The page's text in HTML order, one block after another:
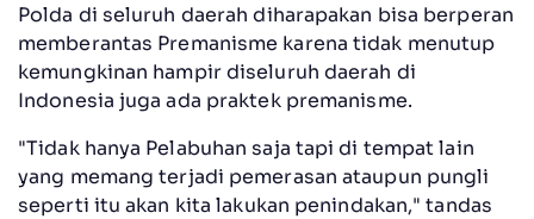
Polda di seluruh daerah diharapakan bisa berperan
memberantas Premanisme karena tidak menutup
kemungkinan hampir diseluruh daerah di
Indonesia juga ada praktek premanisme.
"Tidak hanya Pelabuhan saja tapi di tempat lain
yang memang terjadi pemerasan ataupun pungli
seperti itu akan kita lakukan penindakan," tandas